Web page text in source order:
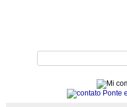
Ponte